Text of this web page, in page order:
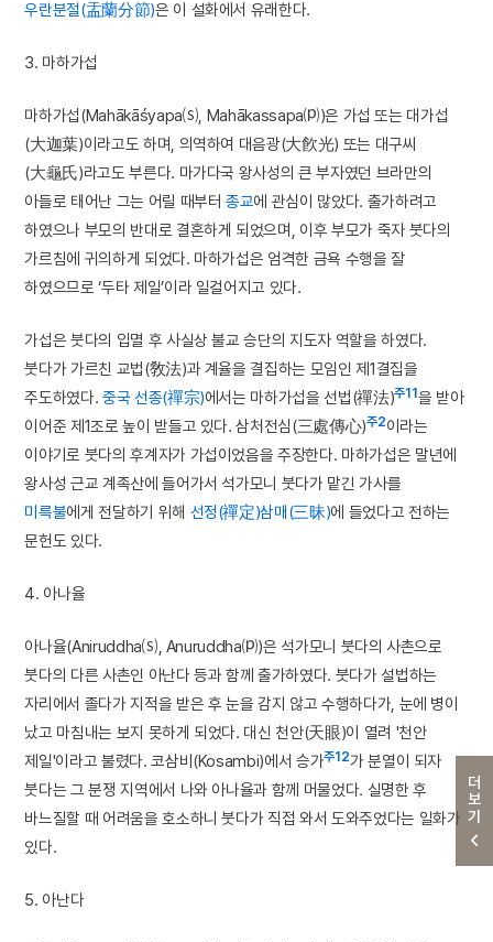
더보기
우란분절(盂蘭分節)은 이 설화에서 유래한다.
3. 마하가섭
마하가섭(Mahākāśyapa⒮, Mahākassapa⒫)은 가섭 또는 대가섭
(大迦葉)이라고도 하며, 의역하여 대음광(大飮光) 또는 대구씨
(大龜氏)라고도 부른다. 마가다국 왕사성의 큰 부자였던 브라만의
아들로 태어난 그는 어릴 때부터종교에 관심이 많았다. 출가하려고
하였으나 부모의 반대로 결혼하게 되었으며, 이후 부모가 죽자 붓다의
가르침에 귀의하게 되었다. 마하가섭은 엄격한 금욕 수행을 잘
하였으므로 ‘두타 제일’이라 일컬어지고 있다.
가섭은 붓다의 입멸 후 사실상 불교 승단의 지도자 역할을 하였다.
붓다가 가르친 교법(敎法)과 계율을 결집하는 모임인 제1결집을
주도하였다. 중국 선종(禪宗)에서는 마하가섭을 선법(禪法)주11 을 받아
이어준 제1조로 높이 받들고 있다. 삼처전심(三處傳心)주2이라는
이야기로 붓다의 후계자가 가섭이었음을 주장한다. 마하가섭은 말년에
왕사성 근교 계족산에 들어가서 석가모니 붓다가 맡긴 가사를
미륵불에게 전달하기 위해 선정(禪定)삼매(三昧)에 들었다고 전하는
문헌도 있다.
4. 아나율
아나율(Aniruddha⒮, Anuruddha⒫)은 석가모니 붓다의 사촌으로
붓다의 다른 사촌인 아난다 등과 함께 출가하였다. 붓다가 설법하는
자리에서 졸다가 지적을 받은 후 눈을 감지 않고 수행하다가, 눈에 병이
났고 마침내는 보지 못하게 되었다. 대신 천안(天眼)이 열려 '천안
제일'이라고 불렸다. 코삼비(Kosambi)에서 승가주12가 분열이 되자
붓다는 그 분쟁 지역에서 나와 아나율과 함께 머물었다. 실명한 후
바느질할 때 어려움을 호소하니 붓다가 직접 와서 도와주었다는 일화가
있다.
5. 아난다